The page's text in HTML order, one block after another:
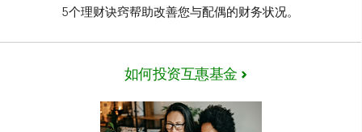
5个理财诀窍帮助改善您与配偶的财务状况。
如何投资互惠基金